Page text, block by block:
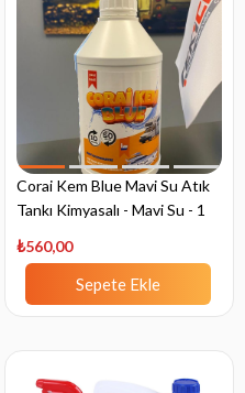
Corai Kem Blue Mavi Su Atık
Tankı Kimyasalı - Mavi Su - 1
₺560,00
Sepete Ekle